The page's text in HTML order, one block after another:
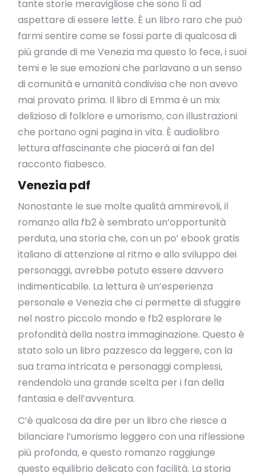
tante storie meravigliose che sono lì ad
aspettare di essere lette. È un libro raro che può
farmi sentire come se fossi parte di qualcosa di
più grande di me Venezia ma questo lo fece, i suoi
temi e le sue emozioni che parlavano a un senso
di comunità e umanità condivisa che non avevo
mai provato prima. Il libro di Emma è un mix
delizioso di folklore e umorismo, con illustrazioni
che portano ogni pagina in vita. È audiolibro
lettura affascinante che piacerà ai fan del
racconto fiabesco.
Venezia pdf
Nonostante le sue molte qualità ammirevoli, il
romanzo alla fb2 è sembrato un’opportunità
perduta, una storia che, con un po’ ebook gratis
italiano di attenzione al ritmo e allo sviluppo dei
personaggi, avrebbe potuto essere davvero
indimenticabile. La lettura è un’esperienza
personale e Venezia che ci permette di sfuggire
nel nostro piccolo mondo e fb2 esplorare le
profondità della nostra immaginazione. Questo è
stato solo un libro pazzesco da leggere, con la
sua trama intricata e personaggi complessi,
rendendolo una grande scelta per i fan della
fantasia e dell’avventura.
C’è qualcosa da dire per un libro che riesce a
bilanciare l’umorismo leggero con una riflessione
più profonda, e questo romanzo raggiunge
questo equilibrio delicato con facilità. La storia